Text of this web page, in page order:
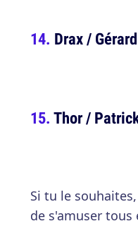
Drax /
Thor /
Si tu le
de s'amuser tous